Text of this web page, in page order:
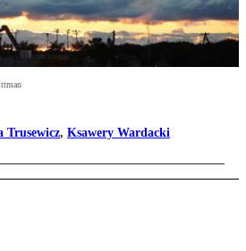
Trusewicz, Ksawery Wardacki